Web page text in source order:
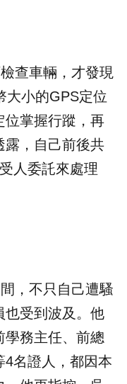
查車輛，才發現
大小的GPS定位
位掌握行蹤，再
露，自己前後共
人委託來處理
，不只自己遭騷
也受到波及。他
學務主任、前總
4名證人，都因本